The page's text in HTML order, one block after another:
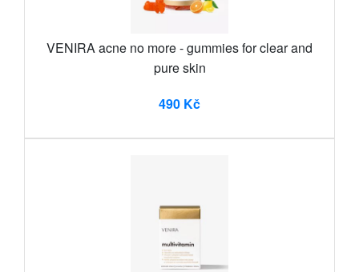
VENIRA acne no more - gummies for clear and
pure skin
490 Kč